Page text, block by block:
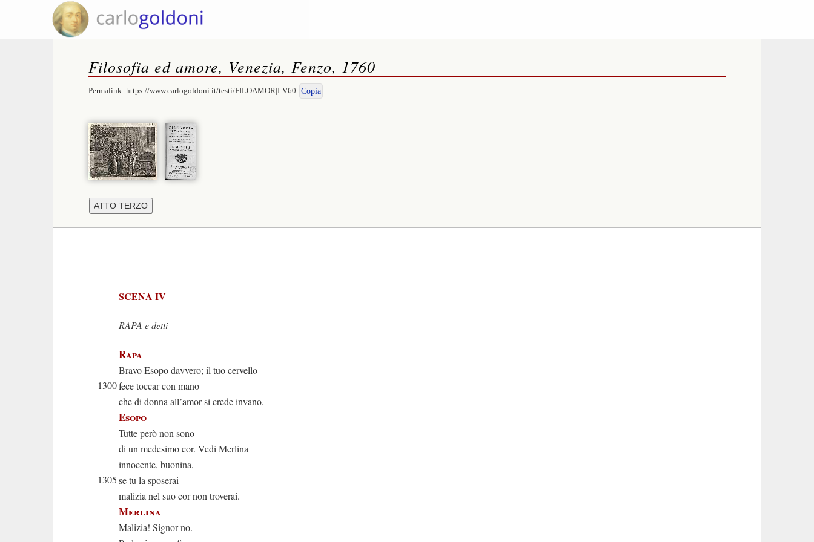
Filosofia ed amore, Venezia, Fenzo, 1760
Permalink: https://www.carlogoldoni.it/testi/FILOAMOR|I-V60 Copia
SCENA IV
RAPA e detti
Rapa
Bravo Esopo davvero; il tuo cervello
1300fece toccar con mano
che di donna all’amor si crede invano.
Esopo
Tutte però non sono
di un medesimo cor. Vedi Merlina
innocente, buonina,
1305se tu la sposerai
malizia nel suo cor non troverai.
Merlina
Malizia! Signor no.